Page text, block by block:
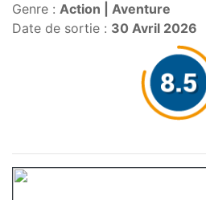
Genre : Action | Aventure
Date de sortie : 30 Avril 2026